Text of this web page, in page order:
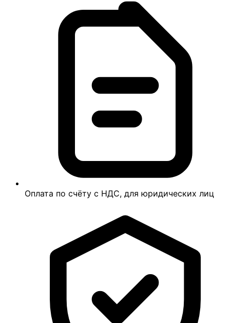
Оплата по счёту с НДС, для юридических лиц